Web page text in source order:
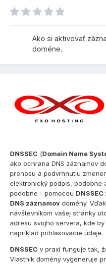
Ako si aktivovať
doméne.
DNSSEC (Domain Name
ako ochrana DNS záznamov
prenosu a podvrhnutiu
elektronický podpis, podobne
podobne - pomocou
DNS záznamov domény.
návštevníkom vašej stránky
adresu svojho servera, kde
napríklad prihlasovacie údaje.
DNSSEC v praxi funguje tak,
Vlastník domény vygeneruje